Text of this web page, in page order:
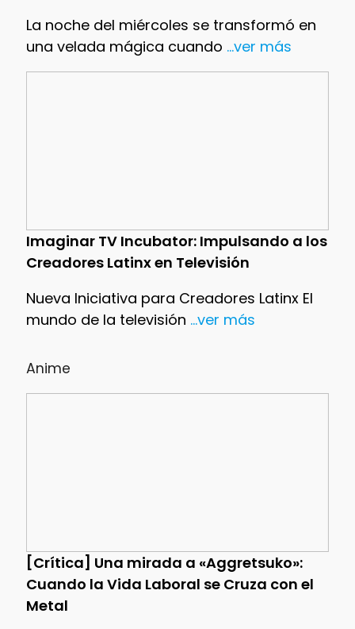
La noche del miércoles se transformó en
una velada mágica cuando ...ver más
Imaginar TV Incubator: Impulsando a los
Creadores Latinx en Televisión
Nueva Iniciativa para Creadores Latinx El
mundo de la televisión ...ver más
Anime
[Crítica] Una mirada a «Aggretsuko»:
Cuando la Vida Laboral se Cruza con el
Metal